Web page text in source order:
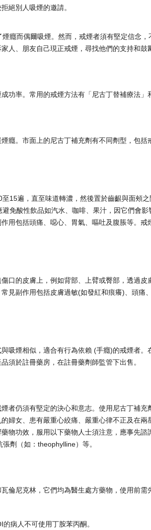
絕別人吸煙的邀請。
癮而偶爾吸煙。然而，戒煙者須有堅定信念
人、朋友自己現正戒煙，尋找他們的支持和鼓
功率。常用的戒煙方法有「尼古丁替補療法」
癮。市面上的尼古丁補充劑有不同劑型，包括
15遍，直至味道轉濃，然後置於齒齦與面頰
免酸性飲品如汽水、咖啡、果汁，因它們會
用包括頭痛、噁心、胃氣、嘔吐及腹脹等。
口的皮膚上，例如背部、上臂或臀部，透過
見副作用包括皮膚過敏(如發紅和痕癢)、頭痛
吸煙相似，適合有行為依賴 (手癮)的戒煙者
須於註冊藥房，在註冊藥劑師監管下出售。
者仍須有堅定的決心和意志。使用尼古丁補
婦女、患有嚴重心絞痛、嚴重心律不正及在兩
物功效，服用以下藥物人士須注意，應事先
劑（如：theophylline）等。
倫尼克林，它們均為醫生處方藥物，使用前需
的病人不可使用丁胺苯丙酮。